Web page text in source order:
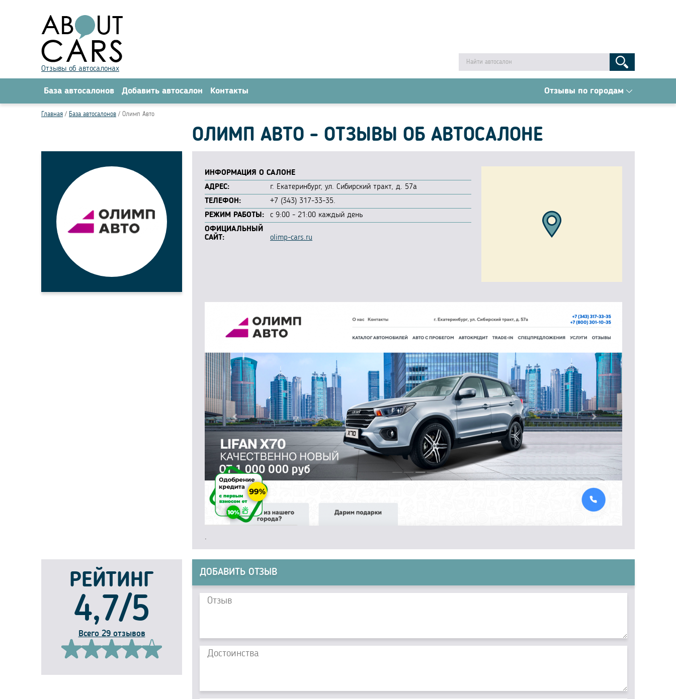
Отзывы об автосалонах
База автосалонов Добавить автосалон Контакты Отзывы по городам
Главная База автосалонов Олимп Авто
ОЛИМП АВТО - ОТЗЫВЫ ОБ АВТОСАЛОНЕ
ИНФОРМАЦИЯ О САЛОНЕ
АДРЕС:
г. Екатеринбург, ул. Сибирский тракт, д. 57а
ТЕЛЕФОН:
+7 (343) 317-33-35.
РЕЖИМ РАБОТЫ:
с 9:00 - 21:00 каждый день
ОФИЦИАЛЬНЫЙ
САЙТ:
olimp-cars.ru
.
РЕЙТИНГ
4,7/5
Всего 29 отзывов
ДОБАВИТЬ ОТЗЫВ